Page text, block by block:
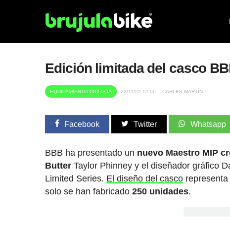
Edición limitada del casco
EQUIPAMIENTO CICLISTA 23/11/22 12:00 CARLES MARTÍN
Facebook Twitter Whatsapp
BBB ha presentado un nuevo Maestro MIP
Butter Taylor Phinney y el diseñador gráfico
Limited Series. El diseño del casco
solo se han fabricado250 unidades.